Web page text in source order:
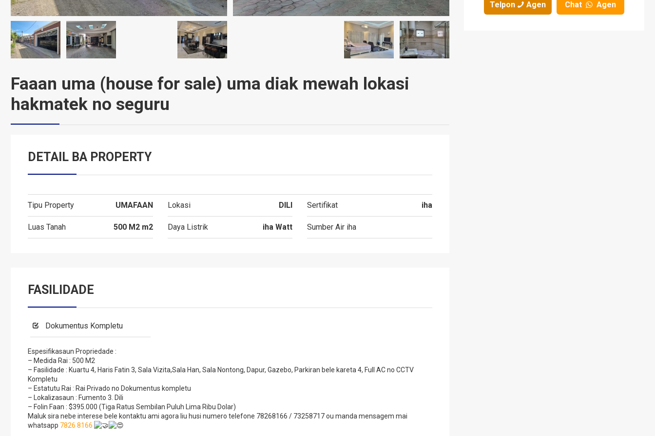
Faaan uma (house for sale) uma diak mewah lokasi
hakmatek no seguru
DETAIL BA PROPERTY
Tipu Property FAAN
UMA Lokasi DILI Sertifikat iha
Luas Tanah 500 M2 m2 Daya Listrik iha Watt Sumber Air iha
FASILIDADE
Dokumentus Kompletu
Espesifikasaun Propriedade :
– Medida Rai : 500 M2
– Fasilidade : Kuartu 4, Haris Fatin 3, Sala Vizita,Sala Han, Sala Nontong, Dapur, Gazebo, Parkiran bele kareta 4, Full AC no CCTV
Kompletu
– Estatutu Rai : Rai Privado no Dokumentus kompletu
– Lokalizasaun : Fumento 3. Dili
– Folin Faan : $395.000 (Tiga Ratus Sembilan Puluh Lima Ribu Dolar)
Maluk sira nebe interese bele kontaktu ami agora liu husi numero telefone 78268166 / 73258717 ou manda mensagem mai
whatsapp 7826 8166
Telpon Agen Chat Agen